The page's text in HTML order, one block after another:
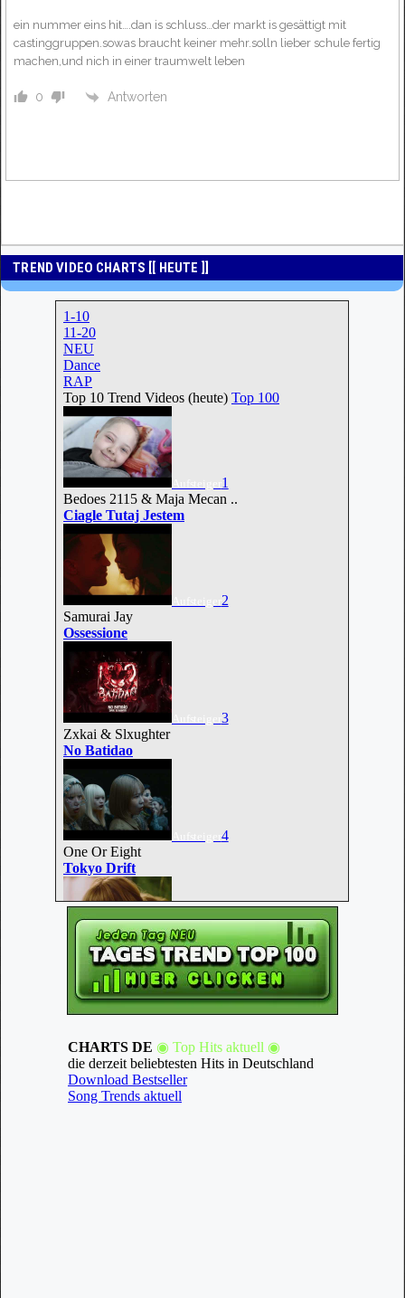
ein nummer eins hit….dan is schluss…der markt is gesättigt mit
castinggruppen.sowas braucht keiner mehr.solln lieber schule fertig
machen,und nich in einer traumwelt leben
0 Antworten
TREND VIDEO CHARTS [[ HEUTE ]]